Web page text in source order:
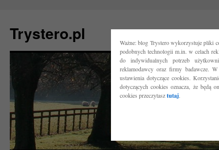
Ważne: blog Trystero wykorzystuje pliki
podobnych technologii m.in. w celach
do indywidualnych potrzeb
reklamodawcy oraz firmy badawcze.
ustawienia dotyczące cookies.
dotyczących cookies oznacza, że będą
cookies przeczytasztutaj.
Trystero.pl